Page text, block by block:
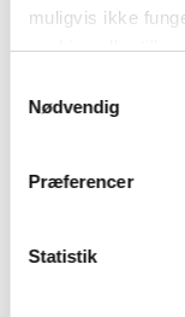
muligvis ikke
cookies eller
Nødvendig
Præferencer
Statistik
La bicyclette bleue,